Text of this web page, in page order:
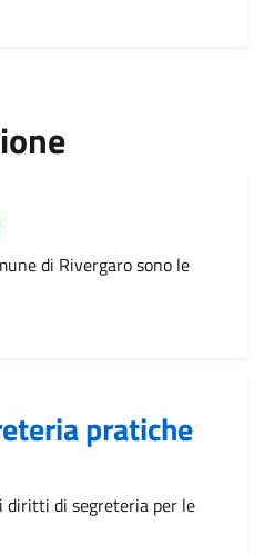
di Rivergaro sono le
pratiche
diritti di segreteria per le